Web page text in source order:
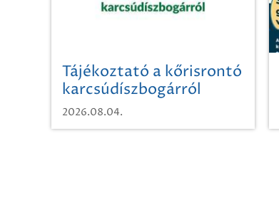
Tájékoztató a kőrisrontó
karcsúdíszbogárról
2026.08.04.